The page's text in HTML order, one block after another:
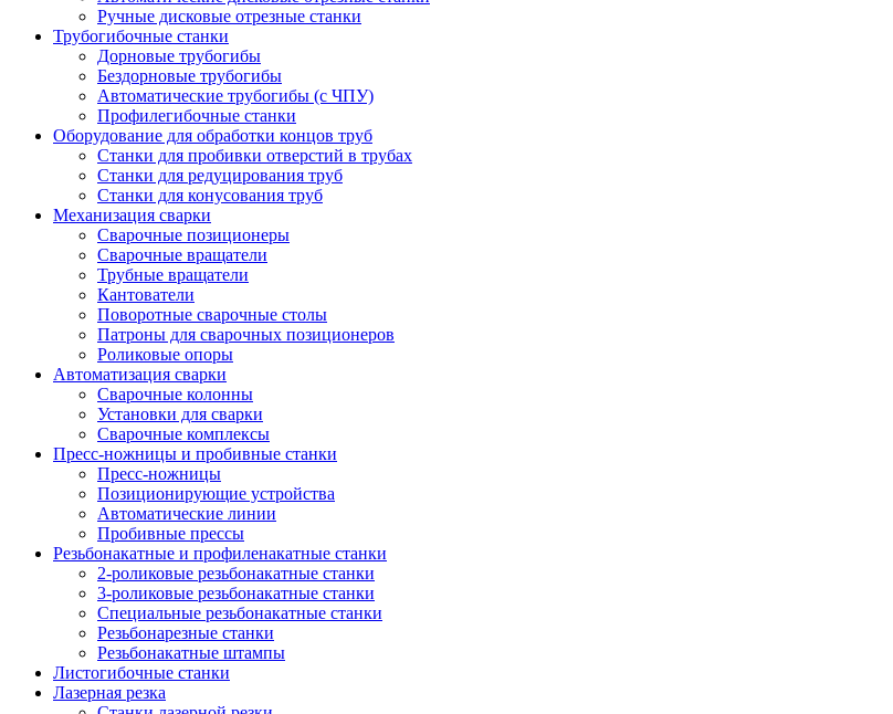
Ручные дисковые отрезные станки
Трубогибочные станки
Дорновые трубогибы
Бездорновые трубогибы
Автоматические трубогибы (с ЧПУ)
Профилегибочные станки
Оборудование для обработки концов труб
Станки для пробивки отверстий в трубах
Станки для редуцирования труб
Станки для конусования труб
Механизация сварки
Сварочные позиционеры
Сварочные вращатели
Трубные вращатели
Кантователи
Поворотные сварочные столы
Патроны для сварочных позиционеров
Роликовые опоры
Автоматизация сварки
Сварочные колонны
Установки для сварки
Сварочные комплексы
Пресс-ножницы и пробивные станки
Пресс-ножницы
Позиционирующие устройства
Автоматические линии
Пробивные прессы
Резьбонакатные и профиленакатные станки
2-роликовые резьбонакатные станки
3-роликовые резьбонакатные станки
Специальные резьбонакатные станки
Резьбонарезные станки
Резьбонакатные штампы
Листогибочные станки
Лазерная резка